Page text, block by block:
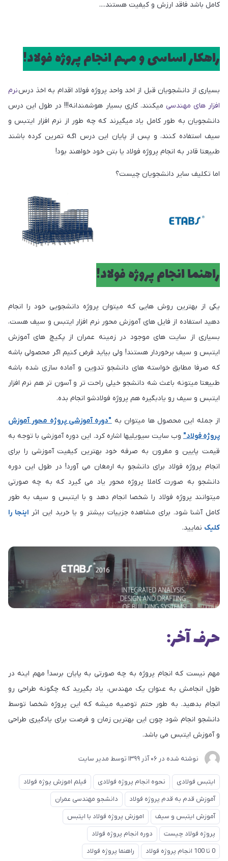
کامل باشد فاقد ارزش و کیفیت هستند....
راهکار اساسی و مهم انجام پروژه فولاد!
بسیاری از دانشجویان قبل از اخد واحد پروژه فولاد اقدام به اخذ درسنرم
افزار های مهندسی میکنند. کاری بسیار هوشمندانه!!! در طول این درس
دانشجویان به طور کامل یاد میگیرند که چه طور از نرم افزار ایتبس و
سیف استفاده کنند، و پس از پایان این درس اگه تمرین کرده باشند
طبیعتا قادر به انجام پروژه فولاد یا بتن خود خواهند بود!
اما تکلیف سایر دانشجویان چیست؟
راهنما انجام پروژه فولاد!
یکی از بهترین روش هایی که میتوان پروژه دانشجویی خود را انجام
دهید استفاده از فایل های آموزش محور نرم افزار ایتبس و سیف هست،
بسیاری از سایت های موجود در زمینه عمران از پکیچ های آموزش
ایتبس و سیف برخوردار هستند! ولی بیاید فرض کنیم اگر محصولی باشه
که صرفا مطابق خواسته های دانشجو تدوین و آماده سازی شده باشه
طبیعتا میتونه باعث شه دانشجو خیلی راحت تر و آسون تر هم نرم افزار
ایتبس و سیف رو یادبگیره هم پروژه فولادشو انجام بده.
از جمله این محصول ها میتوان به"دوره آموزشی پروژه محور آموزش
پروژه فولاد"وب سایت سیویلیها اشاره کرد. این دوره آموزشی با توجه به
قیمت پایین و مقرون به صرفه خود بهترین کیفیت آموزشی را برای
انجام پروژه فولاد برای دانشجو به ارمغان می آورد! در طول این دوره
دانشجو به صورت کاملا پروژه محور یاد می گیرد که به چه صورتی
میتوانند پروژه فولاد را شخصا انجام دهد و با ایتبس و سیف به طور
کامل آشنا شود. برای مشاهده جزییات بیشتر و یا خرید این اثر اینجا را
کلیک نمایید.
حرف آخر:
مهم نیست که انجام پروژه به چه صورتی به پایان برسد! مهم اینه در
طول انجامش به عنوان یک مهندس، یاد بگیرید که چگونه طراحی رو
انجام بدهید. به طور حتم توصیه میشه که این پروژه شخصا توسط
دانشجو انجام شود چون این بهترین زمان و فرصت برای یادگیری طراحی
و آموزش ایتبس می باشد.
نوشته شده در 06 آذر 1399 توسط مدیر سایت
ایتبس فولادی نحوه انجام پروژه فولادی
فیلم اموزش پوژه فولاد
آموزش قدم به قدم پروژه فولاد
دانشجو مهندسی عمران
آموزش ایتبس و سیف
اموزش پروژه فولاد با ایتبس
پروژه فولاد چیست
دوره انجام پروژه فولاد
0 تا 100 انجام پروژه فولاد
راهنما پروژه فولاد